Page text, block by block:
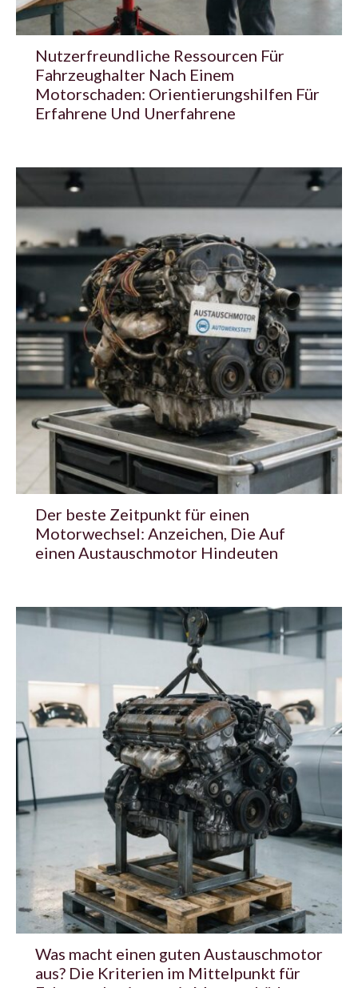
Nutzerfreundliche Ressourcen Für
Fahrzeughalter Nach Einem
Motorschaden: Orientierungshilfen Für
Erfahrene Und Unerfahrene
Der beste Zeitpunkt für einen
Motorwechsel: Anzeichen, Die Auf
einen Austauschmotor Hindeuten
Was macht einen guten Austauschmotor
aus? Die Kriterien im Mittelpunkt für